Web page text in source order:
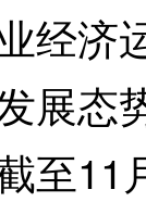
经济
展态
至11